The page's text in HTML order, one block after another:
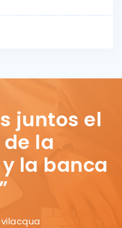
juntos el
la
la banca